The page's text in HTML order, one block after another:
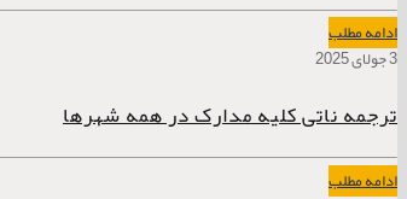
ادامه مطلب
3 جولای 2025
ترجمه ناتی کلیه مدارک در همه شهرها
ادامه مطلب